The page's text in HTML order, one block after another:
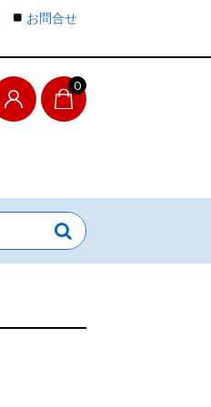
0
お問合せ